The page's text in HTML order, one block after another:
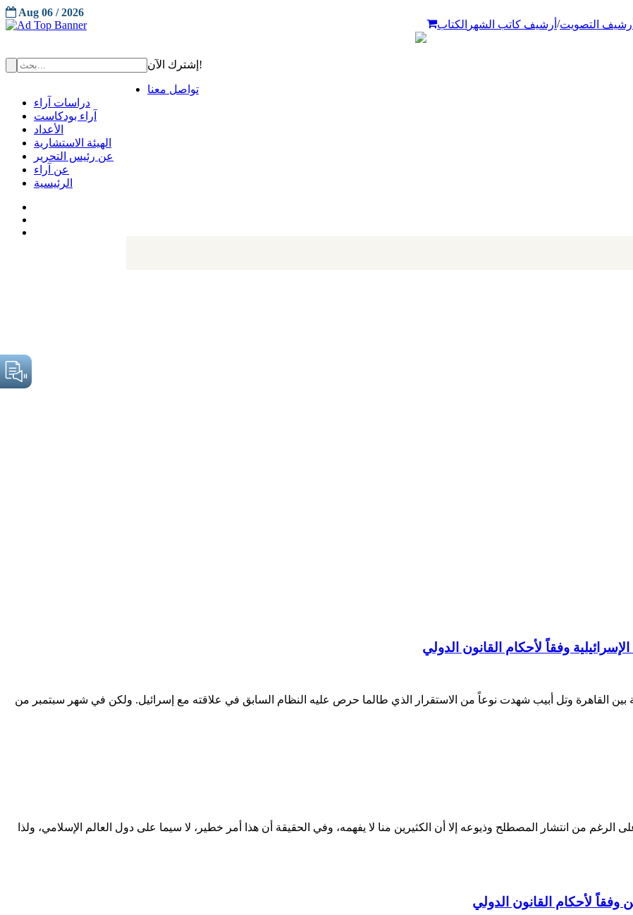
أرشيف التصويت/ أرشيف كاتب الشهر الكتاب
Aug 06 / 2026
إشترك الآن!
تواصل معنا
دراسات آراء
آراء بودكاست
الأعداد
الهيئة الاستشارية
عن رئيس التحرير
عن آراء
الرئيسية
وفقاً لأحكام القانون الدولي
بين القاهرة وتل أبيب شهدت نوعاً من الاستقرار الذي طالما حرص عليه النظام السابق في علاقته مع إسرائيل. ولكن في شهر سبتمبر من
الرغم من انتشار المصطلح وذيوعه إلا أن الكثيرين منا لا يفهمه، وفي الحقيقة أن هذا أمر خطير، لا سيما على دول العالم الإسلامي، ولذا
لأحكام القانون الدولي